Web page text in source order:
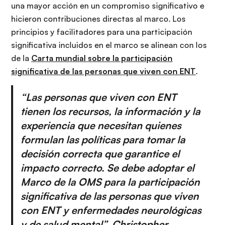
una mayor acción en un compromiso significativo e
hicieron contribuciones directas al marco. Los
principios y facilitadores para una participación
significativa incluidos en el marco se alinean con los
de la Carta mundial sobre la participación
significativa de las personas que viven con ENT.
“Las personas que viven con ENT
tienen los recursos, la información y la
experiencia que necesitan quienes
formulan las políticas para tomar la
decisión correcta que garantice el
impacto correcto. Se debe adoptar el
Marco de la OMS para la participación
significativa de las personas que viven
con ENT y enfermedades neurológicas